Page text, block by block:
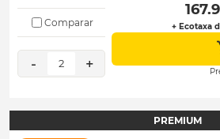
Comparar
- 2 +
+ Ecotaxa
PREMIUM